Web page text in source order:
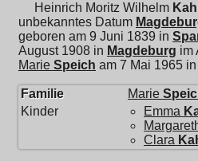
Heinrich Moritz Wilhelm
unbekanntes Datum
geboren am 9 Juni 1839 in
August 1908 in Magdeburg im
Marie Speich am 7 Mai 1965 in
Familie Marie
Kinder
Emma
Clara